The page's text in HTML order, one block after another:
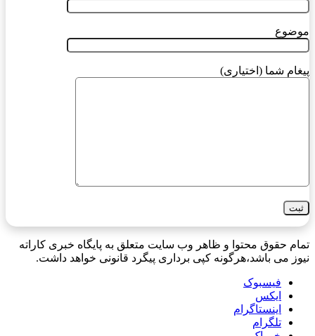
موضوع
پیغام شما (اختیاری)
تمام حقوق محتوا و ظاهر وب سایت متعلق به پایگاه خبری کاراته
نیوز می باشد،هرگونه کپی برداری پیگرد قانونی خواهد داشت.
فیسبوک
ایکس
اینستاگرام
تلگرام